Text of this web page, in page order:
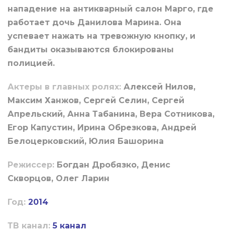
нападение на антикварный салон Марго, где
работает дочь Данилова Марина. Она
успевает нажать на тревожную кнопку, и
бандиты оказываются блокированы
полицией.
Актеры в главных ролях: Алексей Нилов,
Максим Ханжов, Сергей Селин, Сергей
Апрельский, Анна Табанина, Вера Сотникова,
Егор Капустин, Ирина Обрезкова, Андрей
Белоцерковский, Юлия Башорина
Режиссер: Богдан Дробязко, Денис
Скворцов, Олег Ларин
Год: 2014
ТВ канал: 5 канал